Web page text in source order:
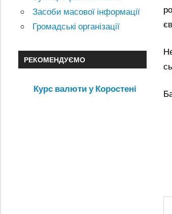
Засоби масової інформації
Громадські організації
РЕКОМЕНДУЄМО
Курс валюти у Коростені